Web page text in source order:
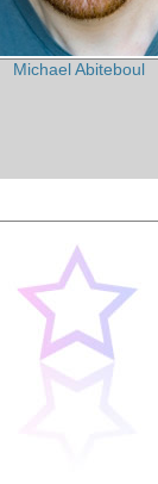
Michael Abiteboul